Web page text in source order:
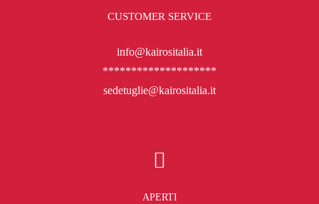
CUSTOMER SERVICE
info@kairositalia.it
********************
sedetuglie@kairositalia.it
APERTI